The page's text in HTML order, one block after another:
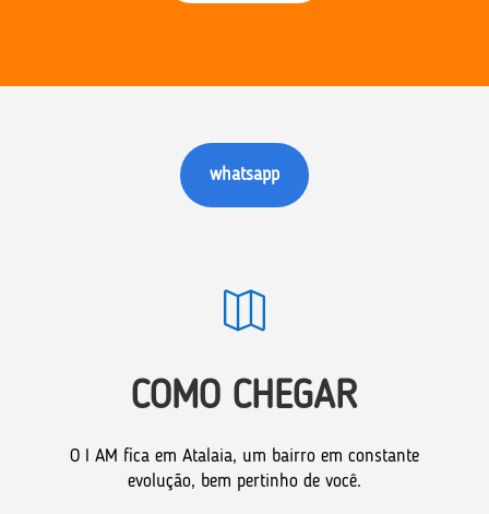
whatsapp

COMO CHEGAR
O I AM fica em Atalaia, um bairro em constante
evolução, bem pertinho de você.